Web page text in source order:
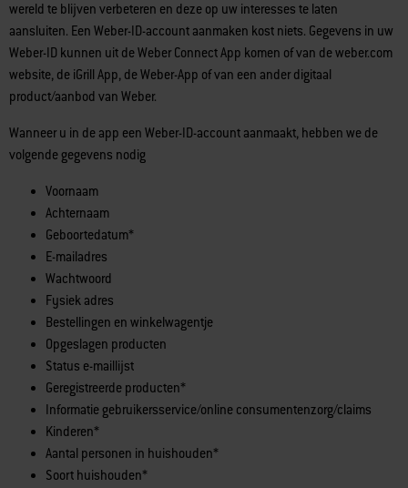
wereld te blijven verbeteren en deze op uw interesses te laten
aansluiten. Een Weber-ID-account aanmaken kost niets. Gegevens in uw
Weber-ID kunnen uit de Weber Connect App komen of van de weber.com
website, de iGrill App, de Weber-App of van een ander digitaal
product/aanbod van Weber.
Wanneer u in de app een Weber-ID-account aanmaakt, hebben we de
volgende gegevens nodig
Voornaam
Achternaam
Geboortedatum*
E-mailadres
Wachtwoord
Fysiek adres
Bestellingen en winkelwagentje
Opgeslagen producten
Status e-maillijst
Geregistreerde producten*
Informatie gebruikersservice/online consumentenzorg/claims
Kinderen*
Aantal personen in huishouden*
Soort huishouden*